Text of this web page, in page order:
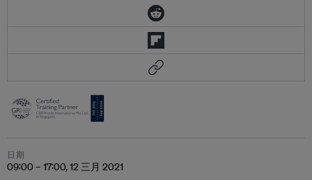
日期
09:00 – 17:00, 12 三月 2021